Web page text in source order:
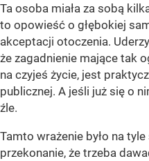
Ta osoba miała za sobą
to opowieść o głębokiej
akceptacji otoczenia.
że zagadnienie mające tak
na czyjeś życie, jest
publicznej. A jeśli już się o
źle.
Tamto wrażenie było na
przekonanie, że trzeba